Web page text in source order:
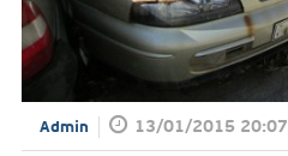
Admin 13/01/2015 20:07